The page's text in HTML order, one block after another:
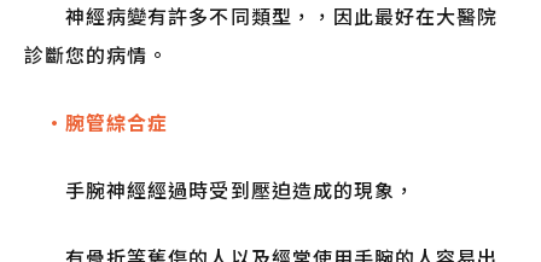
神經病變有許多不同類型，，因此最好在大醫院
診斷您的病情。
·腕管綜合症
手腕神經經過時受到壓迫造成的現象，